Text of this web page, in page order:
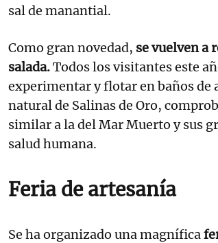
sal de manantial.
Como gran novedad, se vuelven a
salada.Todos los visitantes este
experimentar y flotar en baños de
natural de Salinas de Oro,
similar a la del Mar Muerto y sus
salud humana.
Feria de artesanía
Se ha organizado una magnífica